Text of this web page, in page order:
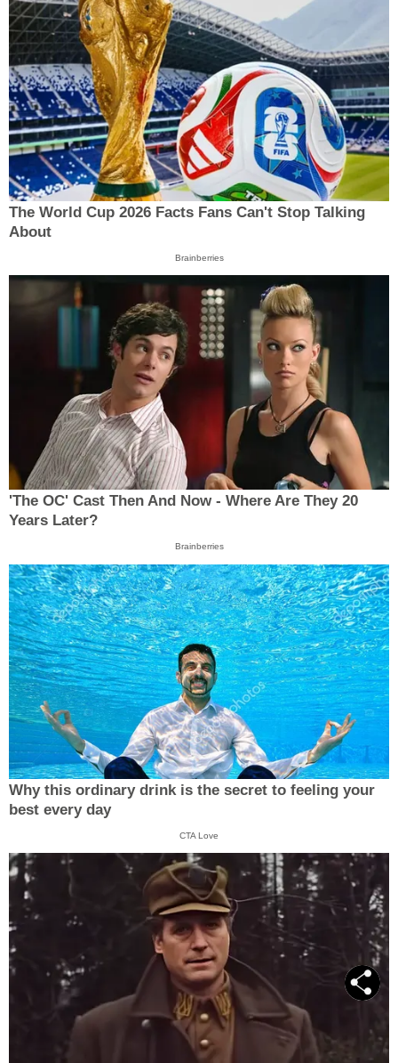
The World Cup 2026 Facts Fans Can't Stop Talking
About
Brainberries
'The OC' Cast Then And Now - Where Are They 20
Years Later?
Brainberries
Why this ordinary drink is the secret to feeling your
best every day
CTA Love